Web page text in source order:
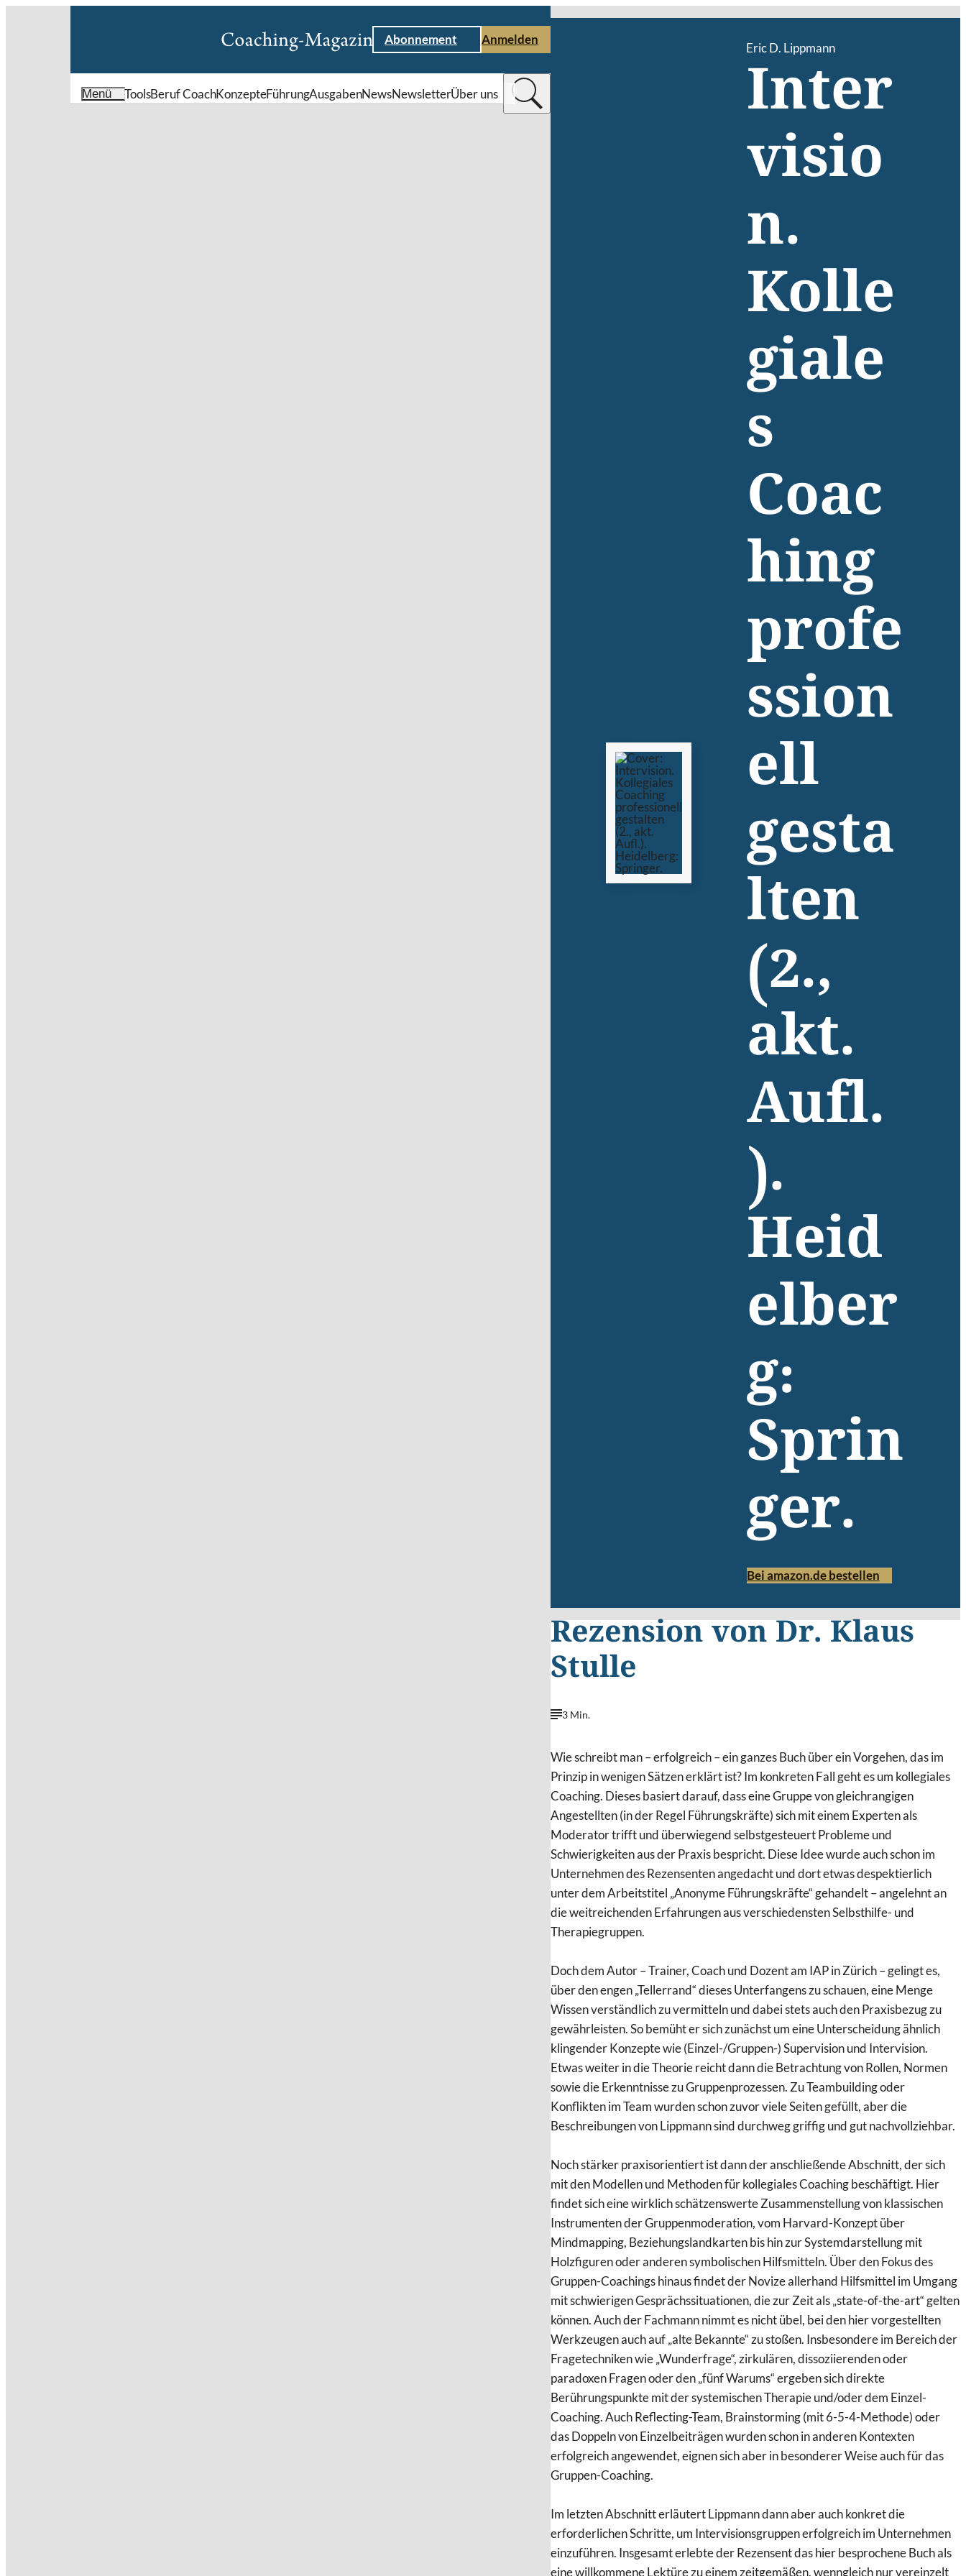
Abonnement Anmelden
Menü ToolsBeruf CoachKonzepteFührungAusgabenNewsNewsletterÜber uns
Eric D. Lippmann
Inter
visio
n.
Kolle
giale
s
Coac
hing
profe
ssion
ell
gesta
lten
(2.,
akt.
Aufl.
).
Heid
elber
g:
Sprin
ger.
Bei amazon.de bestellen
Rezension von Dr. Klaus
Stulle
3 Min.
Wie schreibt man – erfolgreich – ein ganzes Buch über ein Vorgehen, das im
Prinzip in wenigen Sätzen erklärt ist? Im konkreten Fall geht es um kollegiales
Coaching. Dieses basiert darauf, dass eine Gruppe von gleichrangigen
Angestellten (in der Regel Führungskräfte) sich mit einem Experten als
Moderator trifft und überwiegend selbstgesteuert Probleme und
Schwierigkeiten aus der Praxis bespricht. Diese Idee wurde auch schon im
Unternehmen des Rezensenten angedacht und dort etwas despektierlich
unter dem Arbeitstitel „Anonyme Führungskräfte“ gehandelt – angelehnt an
die weitreichenden Erfahrungen aus verschiedensten Selbsthilfe- und
Therapiegruppen.
Doch dem Autor – Trainer, Coach und Dozent am IAP in Zürich – gelingt es,
über den engen „Tellerrand“ dieses Unterfangens zu schauen, eine Menge
Wissen verständlich zu vermitteln und dabei stets auch den Praxisbezug zu
gewährleisten. So bemüht er sich zunächst um eine Unterscheidung ähnlich
klingender Konzepte wie (Einzel-/Gruppen-) Supervision und Intervision.
Etwas weiter in die Theorie reicht dann die Betrachtung von Rollen, Normen
sowie die Erkenntnisse zu Gruppenprozessen. Zu Teambuilding oder
Konflikten im Team wurden schon zuvor viele Seiten gefüllt, aber die
Beschreibungen von Lippmann sind durchweg griffig und gut nachvollziehbar.
Noch stärker praxisorientiert ist dann der anschließende Abschnitt, der sich
mit den Modellen und Methoden für kollegiales Coaching beschäftigt. Hier
findet sich eine wirklich schätzenswerte Zusammenstellung von klassischen
Instrumenten der Gruppenmoderation, vom Harvard-Konzept über
Mindmapping, Beziehungslandkarten bis hin zur Systemdarstellung mit
Holzfiguren oder anderen symbolischen Hilfsmitteln. Über den Fokus des
Gruppen-Coachings hinaus findet der Novize allerhand Hilfsmittel im Umgang
mit schwierigen Gesprächssituationen, die zur Zeit als „state-of-the-art“ gelten
können. Auch der Fachmann nimmt es nicht übel, bei den hier vorgestellten
Werkzeugen auch auf „alte Bekannte“ zu stoßen. Insbesondere im Bereich der
Fragetechniken wie „Wunderfrage“, zirkulären, dissoziierenden oder
paradoxen Fragen oder den „fünf Warums“ ergeben sich direkte
Berührungspunkte mit der systemischen Therapie und/oder dem Einzel-
Coaching. Auch Reflecting-Team, Brainstorming (mit 6-5-4-Methode) oder
das Doppeln von Einzelbeiträgen wurden schon in anderen Kontexten
erfolgreich angewendet, eignen sich aber in besonderer Weise auch für das
Gruppen-Coaching.
Im letzten Abschnitt erläutert Lippmann dann aber auch konkret die
erforderlichen Schritte, um Intervisionsgruppen erfolgreich im Unternehmen
einzuführen. Insgesamt erlebte der Rezensent das hier besprochene Buch als
eine willkommene Lektüre zu einem zeitgemäßen, wenngleich nur vereinzelt